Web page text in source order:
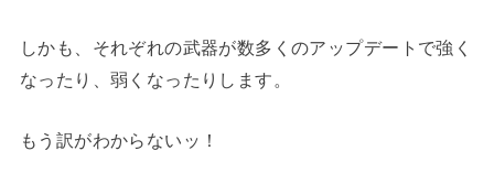
しかも、それぞれの武器が数多くのアップデートで強く
なったり、弱くなったりします。
もう訳がわからないッ！